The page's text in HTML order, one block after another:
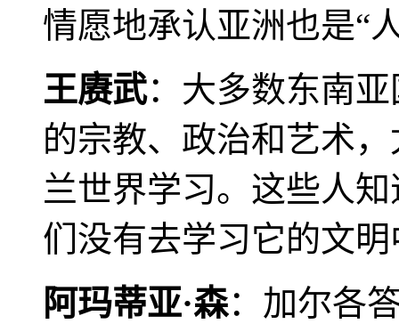
情愿地承认亚洲也是“
王赓武：大多数东南
的宗教、政治和艺术
兰世界学习。这些人
们没有去学习它的文
阿玛蒂亚·森：加尔各